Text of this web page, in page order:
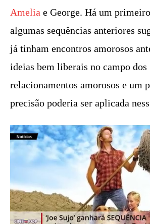
Amelia e George. Há um
algumas sequências anteriores
já tinham encontros amorosos
ideias bem liberais no campo dos
relacionamentos amorosos e um
precisão poderia ser aplicada